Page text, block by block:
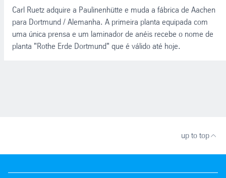
Carl Ruetz adquire a Paulinenhütte e muda a fábrica de Aachen
para Dortmund / Alemanha. A primeira planta equipada com
uma única prensa e um laminador de anéis recebe o nome de
planta "Rothe Erde Dortmund" que é válido até hoje.
up to top